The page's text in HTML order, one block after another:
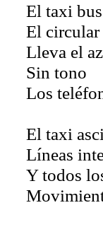
El taxi
El
Lleva el
Sin tono
Los
El taxi
Líneas
Y todos